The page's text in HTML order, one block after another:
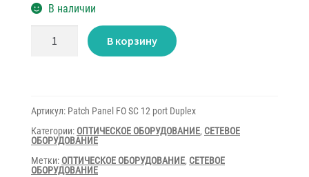
В наличии
Количество
товара
port
Duplex
В корзину
Артикул: Patch Panel FO SC 12 port Duplex
Категории: ОПТИЧЕСКОЕ ОБОРУДОВАНИЕ, СЕТЕВОЕ
ОБОРУДОВАНИЕ
Метки: ОПТИЧЕСКОЕ ОБОРУДОВАНИЕ, СЕТЕВОЕ
ОБОРУДОВАНИЕ